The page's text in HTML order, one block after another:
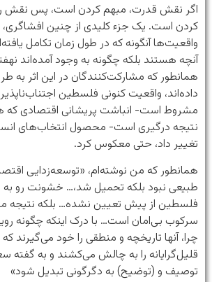
اگر نقش قدرت، مبهم کردن است، پس نقش
کردن است. یک جزء کلیدی از چنین افشاگری،
واقعیت‌ها آنگونه که در طول زمان تکامل
آنچه هستند بلکه چگونه به وجود آمده‌اند
همانطور که مشارکت‌کنندگان در این اثر به
داده‌اند، واقعیت کنونی فلسطین
مشروط است- انباشت پریشانی اقتصادی
نتیجه درگیری است- محصول انتخاب‌های
تغییر داد، حتی معکوس کرد.
همانطور که من نوشته‌ام، «توسعه‌زدایی
طبیعی نبود بلکه تحمیل شد،… خشونت رو
فلسطین از پیش تعیین نشده… بلکه نتیجه
سرکوب بی‌امان است… با درک اینکه چگونه
چرا، آنها تاریخچه و منطقی را خود می‌گیرند
قلیل‌گرایانه را به چالش می‌کشند و به گفته
توصیف و (توضیح) به دگرگونی تبدیل شود»